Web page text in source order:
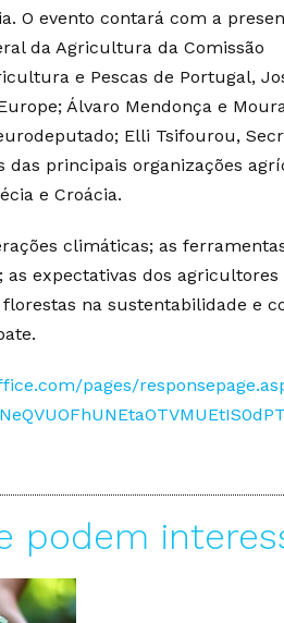
O evento contará com a
da Agricultura da Comissão
e Pescas de Portugal,
Álvaro Mendonça e
Elli Tsifourou,
das principais organizações
e Croácia.
climáticas; as
expectativas dos agricultores
na sustentabilidade e
pages/
podem